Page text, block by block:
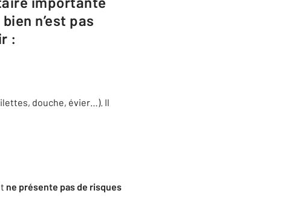
n’est pas
:
douche, évier…). Il
ne présente pas de risques